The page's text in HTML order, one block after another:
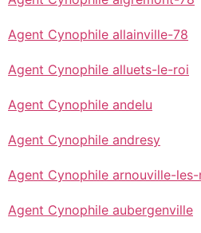
Agent Cynophile allainville-78
Agent Cynophile alluets-le-roi
Agent Cynophile andelu
Agent Cynophile andresy
Agent Cynophile arnouville-
Agent Cynophile aubergenville